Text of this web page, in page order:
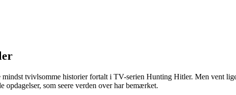
tvivlsomme historier fortalt i TV-serien Hunting Hitler. Men vent
som seere verden over har bemærket.